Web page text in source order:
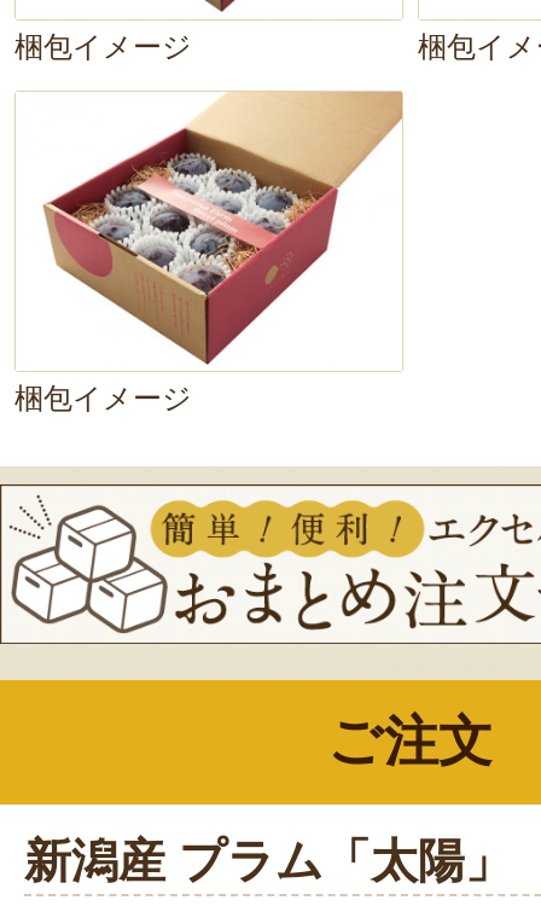
え、うま！！！これうまいです社
爽やかー！
ひとつ、またひとつと食べてあっ
これは毎年の収穫が楽しみだ♪
梱包イメージ 梱包イ
梱包イメージ
ご注文
新潟産 プラム「太陽」